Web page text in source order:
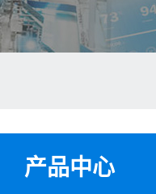
产品中心